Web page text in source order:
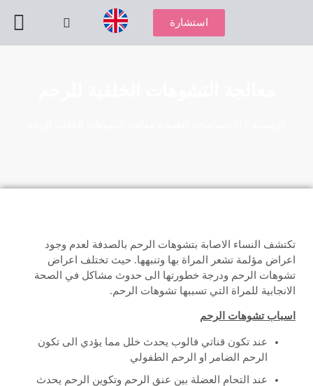
استشارة
تكتشف النساء الاصابة بتشوهات الرحم بالصدفة لعدم وجود
اعراض مؤلمة تشعر المراة بها وتنبهها. حيث تختلف اعراض
تشوهات الرحم ودرجة خطورتها الى حدوث مشاكل في الصحة
الانجابية للمراة التي تسببها تشوهات الرحم.
اسباب تشوهات الرحم
عند تكون قناتي فالوب يحدث خلل مما يؤدي الى تكون
الرحم الضامر او الرحم الطفولي
عند التحام العضلة بين عنق الرحم وتكوين الرحم يحدث